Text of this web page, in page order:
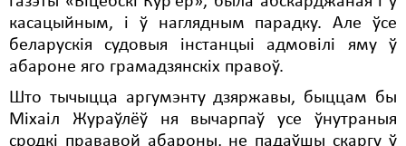
касацыйным, і ў наглядным парадку. Але ўсе
беларускія судовыя інстанцыі адмовілі яму ў
абароне яго грамадзянскіх правоў.
Што тычыцца аргумэнту дзяржавы, быццам бы
Міхаіл Жураўлёў ня вычарпаў усе ўнутраныя
сродкі прававой абароны, не падаўшы скаргу ў